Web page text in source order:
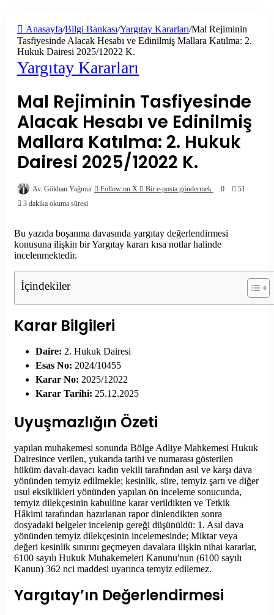
Anasayfa/Bilgi Bankası/Yargıtay Kararları/Mal Rejiminin
Tasfiyesinde Alacak Hesabı ve Edinilmiş Mallara Katılma: 2.
Hukuk Dairesi 2025/12022 K.
Yargıtay Kararları
Mal Rejiminin Tasfiyesinde
Alacak Hesabı ve Edinilmiş
Mallara Katılma: 2. Hukuk
Dairesi 2025/12022 K.
Av. Gökhan Yağmur Follow on X Bir e-posta göndermek 0
51
3 dakika okuma süresi
Bu yazıda boşanma davasında yargıtay değerlendirmesi
konusuna ilişkin bir Yargıtay kararı kısa notlar halinde
incelenmektedir.
İçindekiler
Karar Bilgileri
Daire: 2. Hukuk Dairesi
Esas No: 2024/10455
Karar No: 2025/12022
Karar Tarihi: 25.12.2025
Uyuşmazlığın Özeti
yapılan muhakemesi sonunda Bölge Adliye Mahkemesi Hukuk
Dairesince verilen, yukarıda tarihi ve numarası gösterilen
hüküm davalı-davacı kadın vekili tarafından asıl ve karşı dava
yönünden temyiz edilmekle; kesinlik, süre, temyiz şartı ve diğer
usul eksiklikleri yönünden yapılan ön inceleme sonucunda,
temyiz dilekçesinin kabulüne karar verildikten ve Tetkik
Hâkimi tarafından hazırlanan rapor dinlendikten sonra
dosyadaki belgeler incelenip gereği düşünüldü: 1. Asıl dava
yönünden temyiz dilekçesinin incelemesinde; Miktar veya
değeri kesinlik sınırını geçmeyen davalara ilişkin nihai kararlar,
6100 sayılı Hukuk Muhakemeleri Kanunu'nun (6100 sayılı
Kanun) 362 nci maddesi uyarınca temyiz edilemez.
Yargıtay’ın Değerlendirmesi